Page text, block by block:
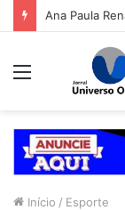
Menu
Início / Esporte